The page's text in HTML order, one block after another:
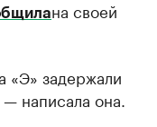
на своей
«Э» задержали
написала она.